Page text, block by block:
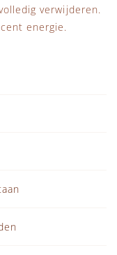
verwijderen.
energie.